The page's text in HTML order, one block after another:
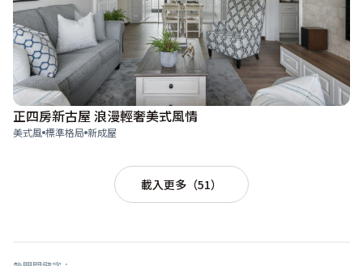
正四房新古屋 浪漫輕奢美式風情
美式風 標準格局 新成屋
載入更多（51）